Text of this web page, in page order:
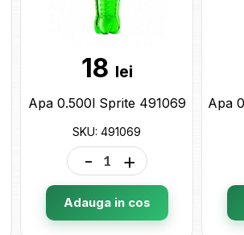
18 lei
Apa 0.500l Sprite 491069
SKU: 491069
- +
Adauga in cos